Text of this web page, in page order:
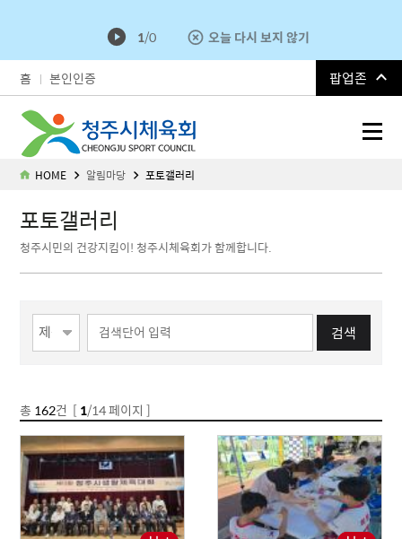
1/0 오늘 다시 보지 않기
청주시체육회
홈 본인인증 팝업존
HOME 알림마당 포토갤러리
포토갤러리
청주시민의 건강지킴이! 청주시체육회가 함께합니다.
검색
총 162건 [ 1/14 페이지 ]